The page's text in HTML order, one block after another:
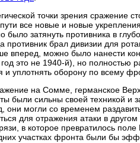
точки зрения сражение
все новые и новые
было затянуть противника в
противник брал дивизии для
вперед, можно было нанести
это не 1940-й), но полностью
и уплотнять оборону по всему
на Сомме, германское
были сильны своей техникой и
они могли со временем
для отражения атаки в
в которое превратилось
участках фронта были бы